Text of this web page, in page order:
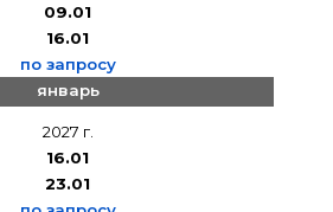
09.01
16.01
по запросу
январь
2027 г.
16.01
23.01